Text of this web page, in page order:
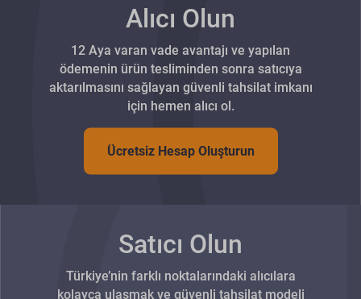
Alıcı Olun
12 Aya varan vade avantajı ve yapılan
ödemenin ürün tesliminden sonra satıcıya
aktarılmasını sağlayan güvenli tahsilat imkanı
için hemen alıcı ol.
Ücretsiz Hesap Oluşturun
Satıcı Olun
Türkiye’nin farklı noktalarındaki alıcılara
kolayca ulaşmak ve güvenli tahsilat modeli